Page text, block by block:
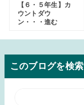
【６・５年生】カ
ウントダウ
ン・・・進む
このブログを検索